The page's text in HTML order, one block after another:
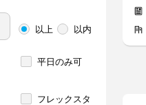
以上 以内
平日のみ可
フレックスタ